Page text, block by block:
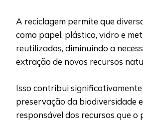
A reciclagem permite que
como papel, plástico, vidro e
reutilizados, diminuindo a
extração de novos recursos
Isso contribui
preservação da biodiversidade
responsável dos recursos que o